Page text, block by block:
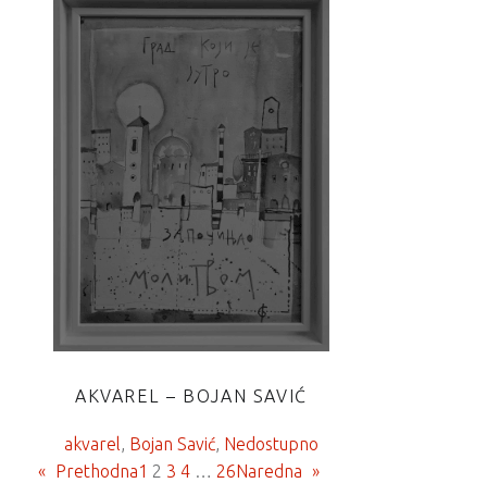
AKVAREL – BOJAN SAVIĆ
akvarel, Bojan Savić, Nedostupno
« Prethodna1 2 3 4 … 26Naredna »